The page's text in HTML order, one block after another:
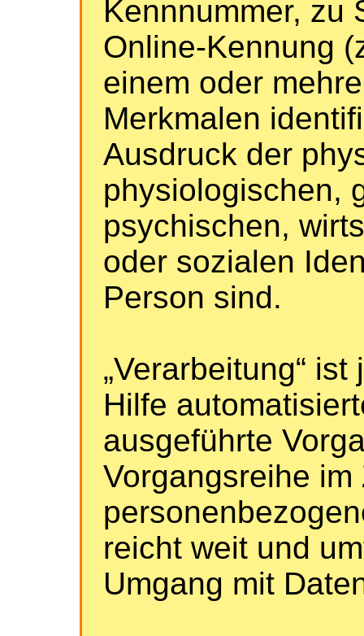
Kennnummer, zu
Online-Kennung
einem oder
Merkmalen
Ausdruck der
physiologischen,
psychischen,
oder sozialen
Person sind.
„Verarbeitung“
Hilfe
ausgeführte
Vorgangsreihe
reicht weit und
Umgang mit